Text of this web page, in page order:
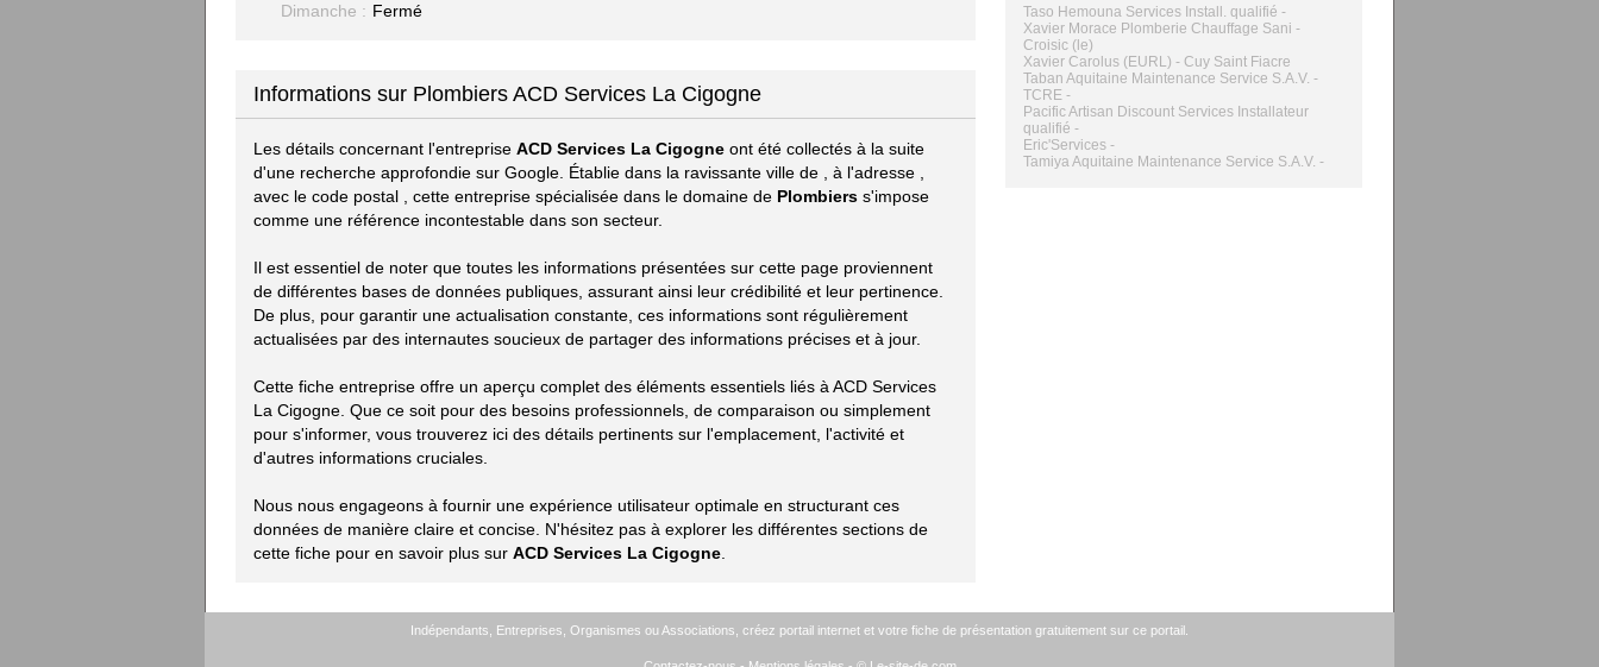
Dimanche : Fermé
Informations sur Plombiers ACD Services La Cigogne
Les détails concernant l'entreprise ACD Services La Cigogne ont été collectés à la suite
d'une recherche approfondie sur Google. Établie dans la ravissante ville de
, à l'adresse
avec le code postal
, cette entreprise spécialisée dans le domaine de Plombiers s'impose
comme une référence incontestable dans son secteur.
Il est essentiel de noter que toutes les informations présentées sur cette page proviennent
de différentes bases de données publiques, assurant ainsi leur crédibilité et leur pertinence.
De plus, pour garantir une actualisation constante, ces informations sont régulièrement
actualisées par des internautes soucieux de partager des informations précises et à jour.
Cette fiche entreprise offre un aperçu complet des éléments essentiels liés à ACD Services
La Cigogne. Que ce soit pour des besoins professionnels, de comparaison ou simplement
pour s'informer, vous trouverez ici des détails pertinents sur l'emplacement, l'activité et
d'autres informations cruciales.
Nous nous engageons à fournir une expérience utilisateur optimale en structurant ces
données de manière claire et concise. N'hésitez pas à explorer les différentes sections de
cette fiche pour en savoir plus sur ACD Services La Cigogne
Taso Hemouna Services Install. qualifié -
Xavier Morace Plomberie Chauffage Sani -
Croisic (le)
Xavier Carolus (EURL) - Cuy Saint Fiacre
Taban Aquitaine Maintenance Service S.A.V. -
TCRE -
Pacific Artisan Discount Services Installateur
qualifié -
Eric'Services -
Tamiya Aquitaine Maintenance Service S.A.V. -
Indépendants, Entreprises, Organismes ou Associations, créez portail internet et votre fiche de présentation gratuitement sur ce portail.